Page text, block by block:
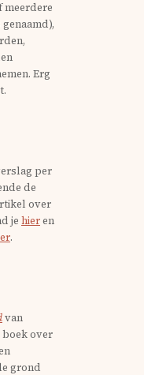
meerdere
Erg
per
de
over
je hieren
.
van
boek over
grond